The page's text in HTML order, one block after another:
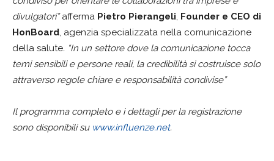
divulgatori”afferma Pietro Pierangeli, Founder e CEO di
HonBoard, agenzia specializzata nella comunicazione
della salute. “In un settore dove la comunicazione tocca
temi sensibili e persone reali, la credibilità si costruisce solo
attraverso regole chiare e responsabilità condivise”
Il programma completo e i dettagli per la registrazione
sono disponibili su www.influenze.net.